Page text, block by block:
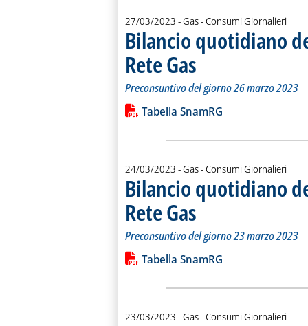
27/03/2023 - Gas - Consumi Giornalieri
Bilancio quotidiano
Rete Gas . Sottotitolo: Preconsuntivo del
. Pubblicata lunedì 27 marzo 2023
Preconsuntivo del giorno 26 marzo 2023
Leggi tutta la notizia: 'Bilancio
Lista allegati PDF alla notizia
Tabella SnamRG
24/03/2023 - Gas - Consumi Giornalieri
Bilancio quotidiano
Rete Gas . Sottotitolo: Preconsuntivo del
. Pubblicata venerdì 24 marzo
Preconsuntivo del giorno 23 marzo 2023
Leggi tutta la notizia: 'Bilancio
Lista allegati PDF alla notizia
Tabella SnamRG
23/03/2023 - Gas - Consumi Giornalieri